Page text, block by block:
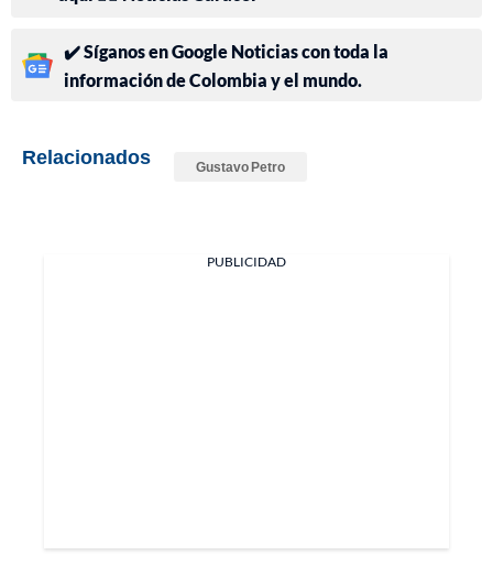
✔️ Síganos en Google Noticias con toda la
información de Colombia y el mundo.
Relacionados Gustavo Petro
PUBLICIDAD